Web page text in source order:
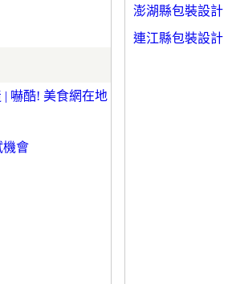
| 嚇酷! 美食網在地
機會
澎湖縣包裝設計
連江縣包裝設計